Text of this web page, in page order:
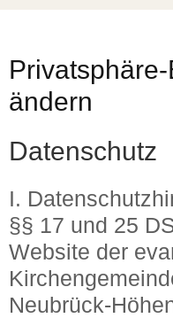
ändern
Datenschutz
I.
§§ 17 und 25
Website der
Neubrück-